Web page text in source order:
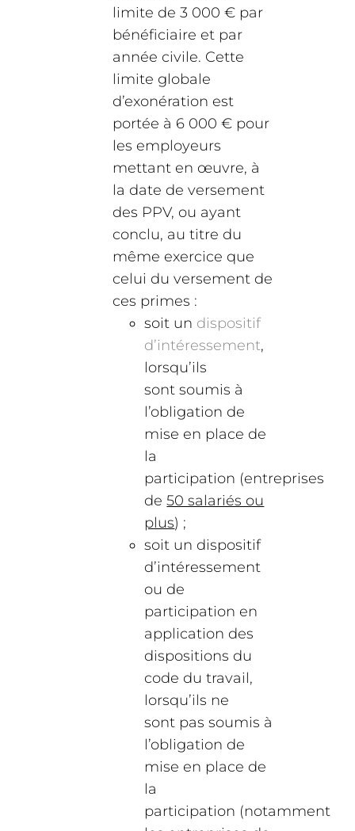
limite de 3 000 € par
bénéficiaire et par
année civile. Cette
limite globale
d’exonération est
portée à 6 000 € pour
les employeurs
mettant en œuvre, à
la date de versement
des PPV, ou ayant
conclu, au titre du
même exercice que
celui du versement de
ces primes :
soit un dispositif
d’intéressement,
lorsqu’ils
sont soumis à
l’obligation de
mise en place de
la
participation (entreprises
de50 salariés ou
plus) ;
soit un dispositif
d’intéressement
ou de
participation en
application des
dispositions du
code du travail,
lorsqu’ils ne
sont pas soumis à
l’obligation de
mise en place de
la
participation (notamment